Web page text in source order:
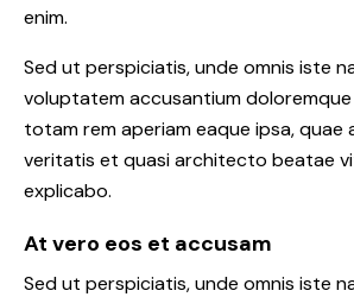
enim.
Sed ut perspiciatis, unde omnis iste
voluptatem accusantium
totam rem aperiam eaque ipsa, quae
veritatis et quasi architecto beatae
explicabo.
At vero eos et accusam
Sed ut perspiciatis, unde omnis iste